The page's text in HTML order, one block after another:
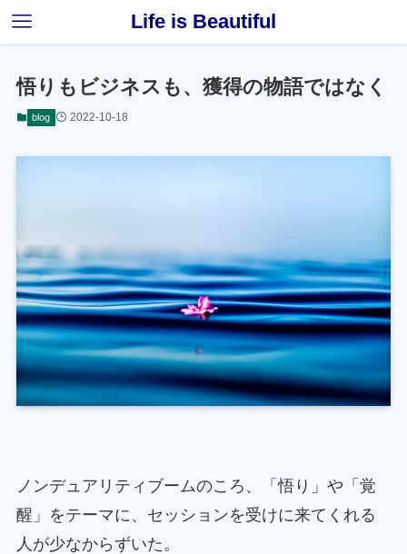
Life is Beautiful
悟りもビジネスも、獲得の物語ではなく
blog 2022-10-18
ノンデュアリティブームのころ、「悟り」や「覚
醒」をテーマに、セッションを受けに来てくれる
人が少なからずいた。